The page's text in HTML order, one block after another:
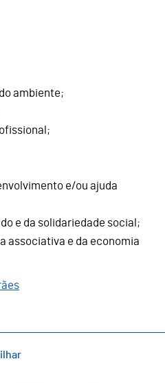
ambiente;
e/ou ajuda
e da solidariedade social;
associativa e da economia